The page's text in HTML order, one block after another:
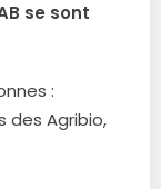
se sont
:
des Agribio,